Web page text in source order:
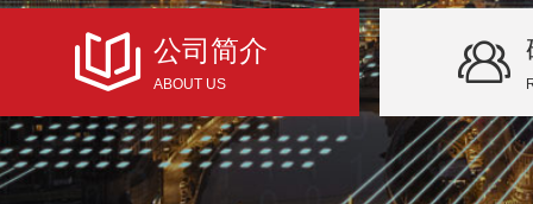
公司简介
ABOUT US